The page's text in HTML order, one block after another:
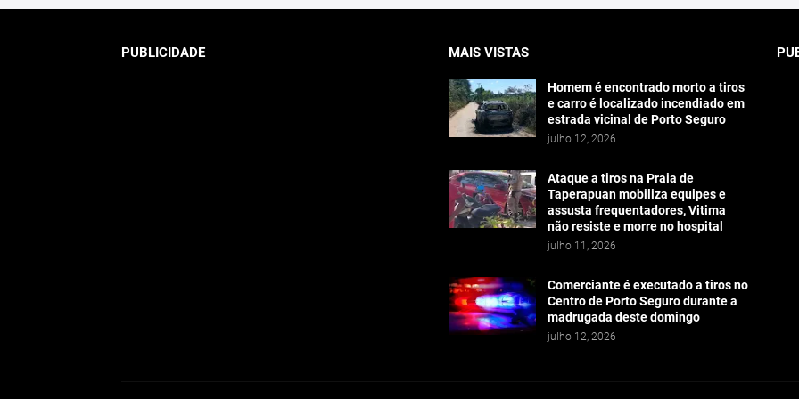
PUBLICIDADE MAIS VISTAS
Homem é encontrado morto a tiros
e carro é localizado incendiado em
estrada vicinal de Porto Seguro
julho 12, 2026
Ataque a tiros na Praia de
Taperapuan mobiliza equipes e
assusta frequentadores, Vitima
não resiste e morre no hospital
julho 11, 2026
Comerciante é executado a tiros no
Centro de Porto Seguro durante a
madrugada deste domingo
julho 12, 2026